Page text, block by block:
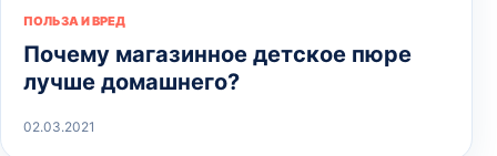
ПОЛЬЗА И ВРЕД
Почему магазинное детское пюре
лучше домашнего?
02.03.2021